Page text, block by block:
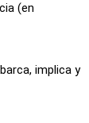
(en
implica y